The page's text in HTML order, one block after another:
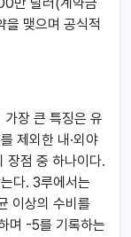
만 달러(계약금
맺으며 공식적
장 큰 특징은 유
제외한 내·외야
장점 중 하나이다.
다. 3루에서는
이상의 수비를
며 -5를 기록하는